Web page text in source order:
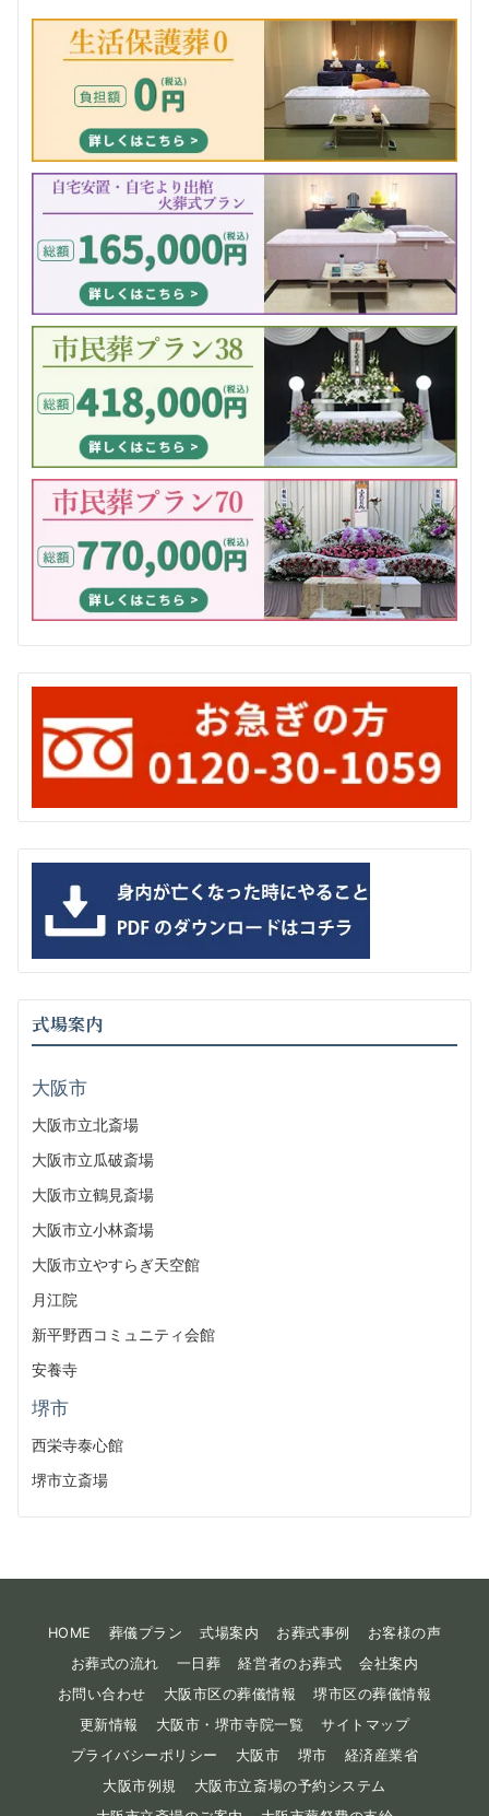
式場案内
大阪市
大阪市立北斎場
大阪市立瓜破斎場
大阪市立鶴見斎場
大阪市立小林斎場
大阪市立やすらぎ天空館
月江院
新平野西コミュニティ会館
安養寺
堺市
西栄寺泰心館
堺市立斎場
HOME 葬儀プラン 式場案内 お葬式事例
お客様の声
お葬式の流れ
一日葬 経営者のお葬式
会社案内
お問い合わせ
大阪市区の葬儀情報
堺市区の葬儀情報
更新情報
大阪市・堺市寺院一覧
サイトマップ
プライバシーポリシー
大阪市 堺市
経済産業省
大阪市例規
大阪市立斎場の予約システム